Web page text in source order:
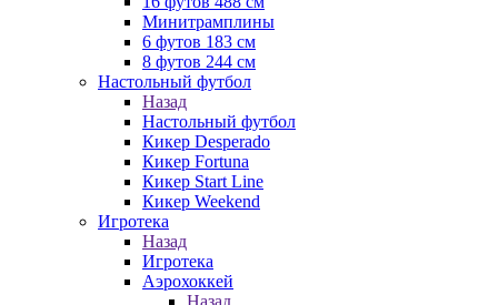
Минитрамплины
6 футов 183 см
8 футов 244 см
Настольный футбол
Назад
Настольный футбол
Кикер Desperado
Кикер Fortuna
Кикер Start Line
Кикер Weekend
Игротека
Назад
Игротека
Аэрохоккей
Назад